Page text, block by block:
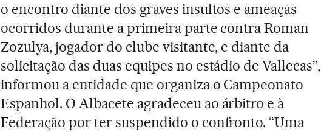
o encontro diante dos graves insultos e ameaças
ocorridos durante a primeira parte contra Roman
Zozulya, jogador do clube visitante, e diante da
solicitação das duas equipes no estádio de Vallecas”,
informou a entidade que organiza o Campeonato
Espanhol. O Albacete agradeceu ao árbitro e à
Federação por ter suspendido o confronto. “Uma